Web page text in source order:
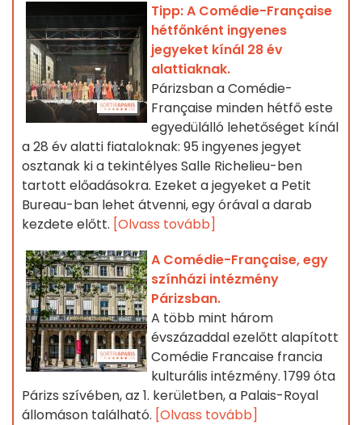
Tipp: A Comédie-Française
hétfőnként ingyenes
jegyeket kínál 28 év
alattiaknak.
Párizsban a Comédie-
Française minden hétfő este
egyedülálló lehetőséget kínál
a 28 év alatti fiataloknak: 95 ingyenes jegyet
osztanak ki a tekintélyes Salle Richelieu-ben
tartott előadásokra. Ezeket a jegyeket a Petit
Bureau-ban lehet átvenni, egy órával a darab
kezdete előtt. [Olvass tovább]
A Comédie-Française, egy
színházi intézmény
Párizsban.
A több mint három
évszázaddal ezelőtt alapított
Comédie Francaise francia
kulturális intézmény. 1799 óta
Párizs szívében, az 1. kerületben, a Palais-Royal
állomáson található. [Olvass tovább]